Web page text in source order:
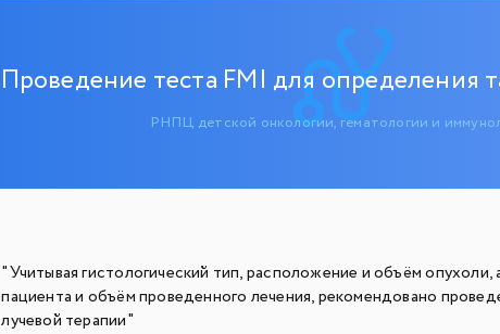
Проведение теста FMI для определения
РНПЦ детской онкологии, гематологии и
"Учитывая гистологический тип, расположение и объём опухоли,
пациента и объём проведенного лечения, рекомендовано
лучевой терапии"